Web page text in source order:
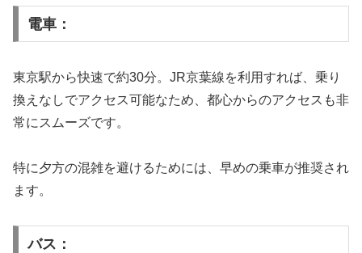
電車：
東京駅から快速で約30分。JR京葉線を利用すれば、乗り
換えなしでアクセス可能なため、都心からのアクセスも非
常にスムーズです。
特に夕方の混雑を避けるためには、早めの乗車が推奨され
ます。
バス：